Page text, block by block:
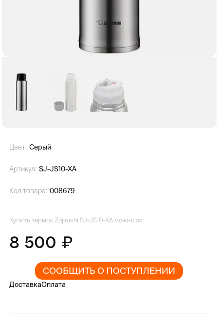
Цвет: Серый
Артикул: SJ-JS10-XA
Код товара: 008679
Купить термос Zojirushi SJ-JS10-XA можно за:
8 500
СООБЩИТЬ О ПОСТУПЛЕНИИ
ДоставкаОплата